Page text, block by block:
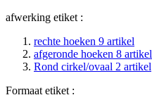
afwerking etiket :
rechte hoeken 9 artikel
afgeronde hoeken 8 artikel
Rond cirkel/ovaal 2 artikel
Formaat etiket :